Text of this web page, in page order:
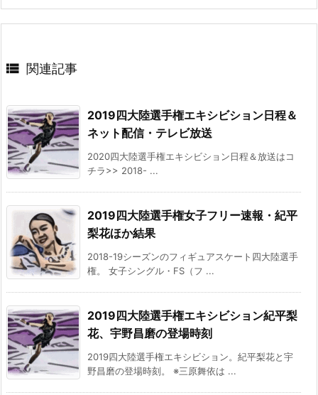
 関連記事
2019四大陸選手権エキシビション日程＆
ネット配信・テレビ放送
2020四大陸選手権エキシビション日程＆放送はコ
チラ>> 2018- ...
2019四大陸選手権女子フリー速報・紀平
梨花ほか結果
2018-19シーズンのフィギュアスケート四大陸選手
権。 女子シングル・FS（フ ...
2019四大陸選手権エキシビション紀平梨
花、宇野昌磨の登場時刻
2019四大陸選手権エキシビション。紀平梨花と宇
野昌磨の登場時刻。 ※三原舞依は ...